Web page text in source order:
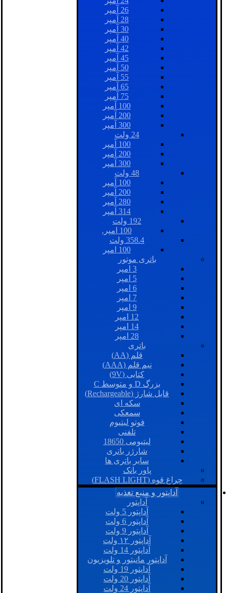
26 آمپر
28 آمپر
30 آمپر
40 آمپر
42 آمپر
45 آمپر
50 آمپر
55 آمپر
65 آمپر
75 آمپر
100 آمپر
200 آمپر
300 آمپر
24 ولت
100 آمپر
200 آمپر
300 آمپر
48 ولت
100 آمپر
200 آمپر
280 آمپر
314 آمپر
192 ولت
100 امپر.
358.4 ولت
100 امپر
باتری موتور
3 امپر
5 امپر
6 امپر
7 امپر
9 امپر
12 امپر
14 امپر
28 امپر
باتری
قلم (AA)
نیم قلم (AAA)
کتابی (9V)
بزرگ D و متوسط C
قابل شارژ (Rechargeable)
سکه ای
سمعکی
فوتو لیتیوم
تلفنی
لیتیومی 18650
شارژر باتری
سایر باتری ها
پاور بانک
چراغ قوه (FLASH LIGHT)
آداپتور و منبع تغذیه
آداپتور
آداپتور 5 ولت
آداپتور 6 ولت
آداپتور 9 ولت
آداپتور ۱۲ ولت
آداپتور 14 ولت
آداپتور مانیتور و تلویزیون
آداپتور 19 ولت
آداپتور 20 ولت
آداپتور 24 ولت